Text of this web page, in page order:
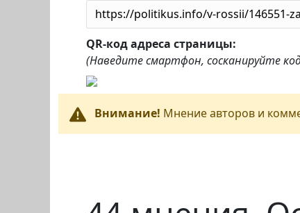
QR-код адреса страницы:
(Наведите смартфон, сосканируйте
Внимание! Мнение авторов и